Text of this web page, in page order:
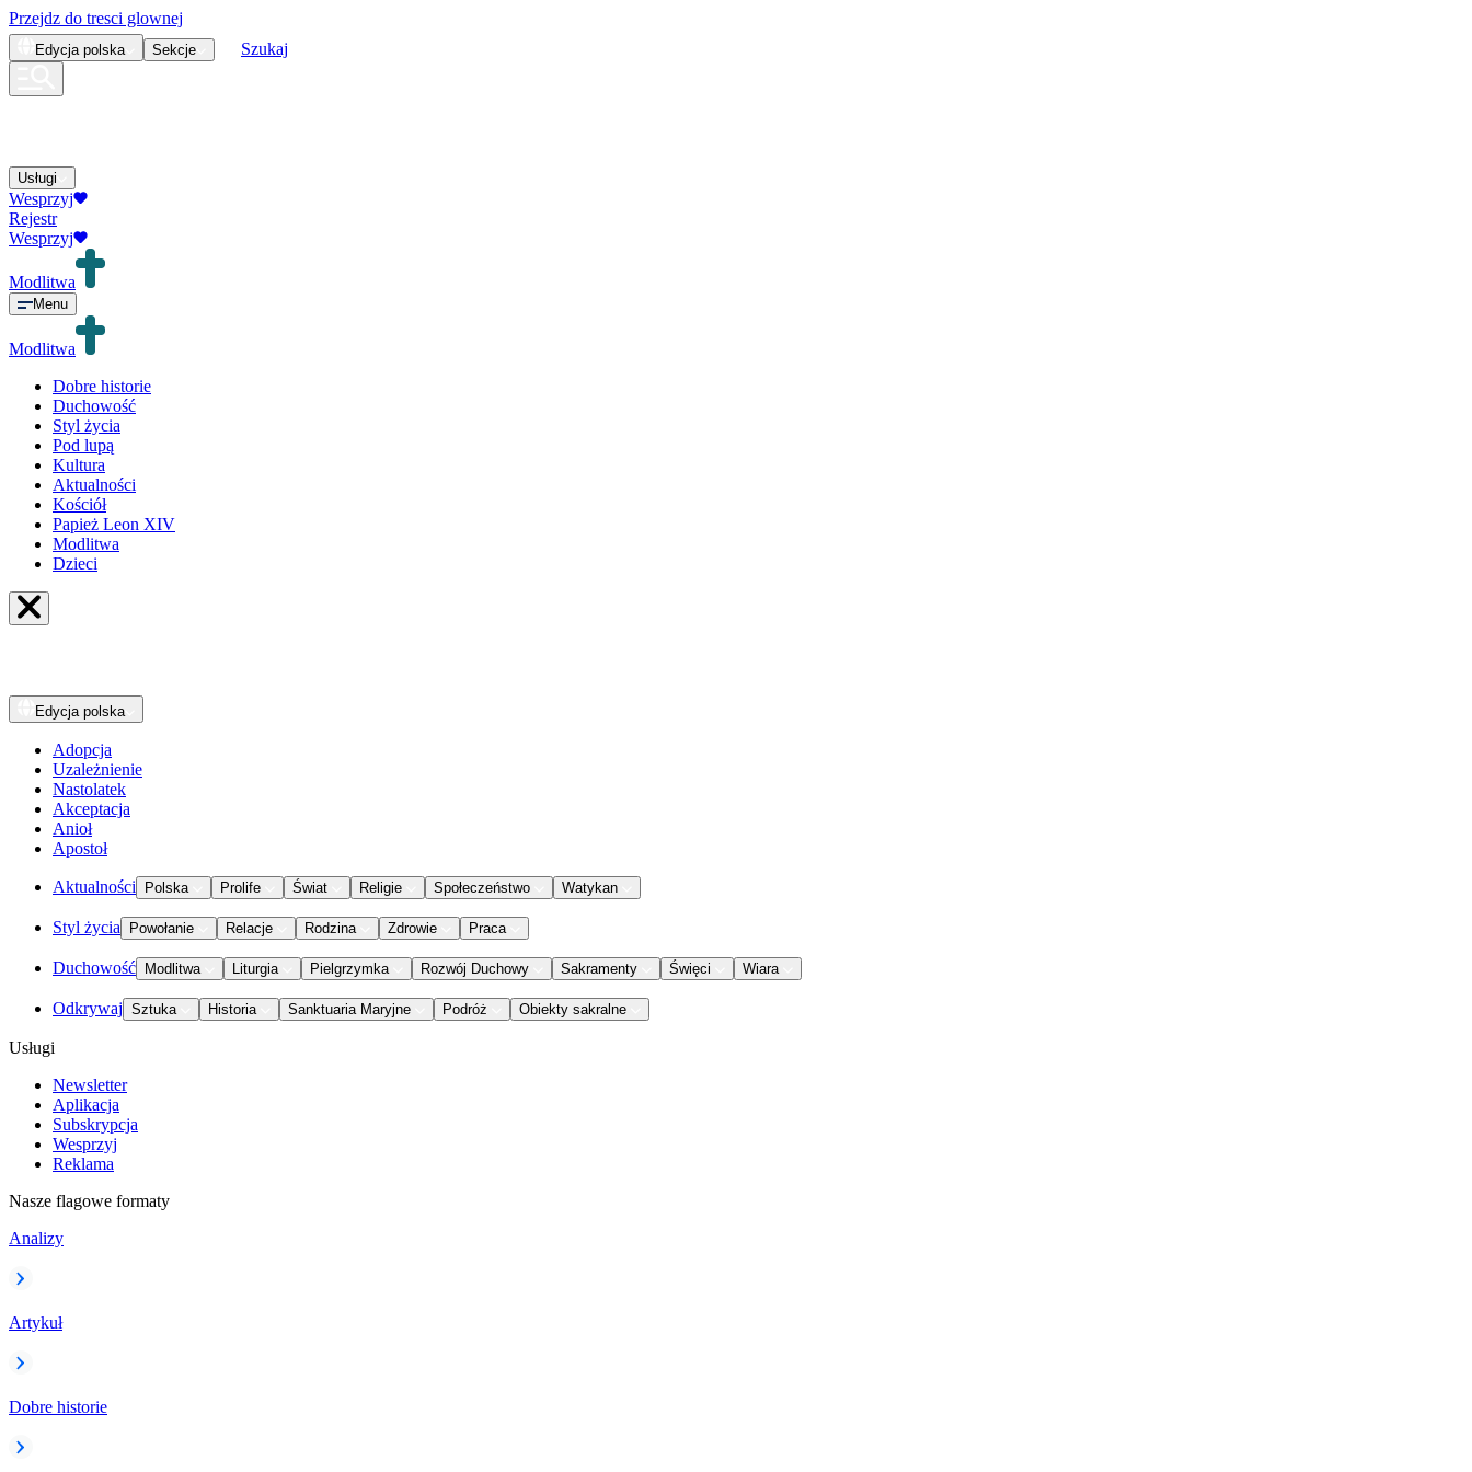
Przejdz do tresci glownej
Edycja polska Sekcje Szukaj
Usługi
Wesprzyj
Rejestr
Wesprzyj
Modlitwa
Menu
Modlitwa
Dobre historie
Duchowość
Styl życia
Pod lupą
Kultura
Aktualności
Kościół
Papież Leon XIV
Modlitwa
Dzieci
Edycja polska
Adopcja
Uzależnienie
Nastolatek
Akceptacja
Anioł
Apostoł
Aktualności Polska Prolife Świat Religie Społeczeństwo Watykan
Styl życia Powołanie Relacje Rodzina Zdrowie Praca
Duchowość Modlitwa Liturgia Pielgrzymka Rozwój Duchowy Sakramenty Święci Wiara
Odkrywaj Sztuka Historia Sanktuaria Maryjne Podróż Obiekty sakralne
Usługi
Newsletter
Aplikacja
Subskrypcja
Wesprzyj
Reklama
Nasze flagowe formaty
Analizy
Artykuł
Dobre historie